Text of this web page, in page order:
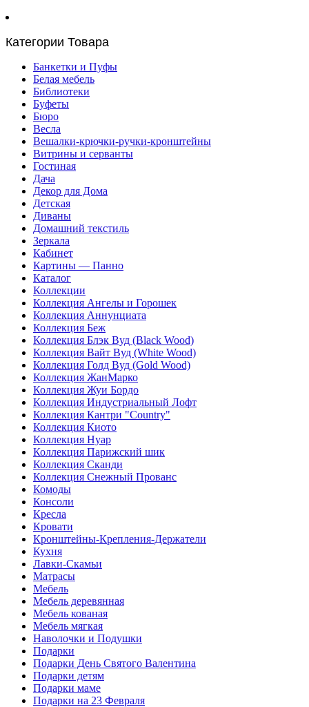
Категории Товара
Банкетки и Пуфы
Белая мебель
Библиотеки
Буфеты
Бюро
Весла
Вешалки-крючки-ручки-кронштейны
Витрины и серванты
Гостиная
Дача
Декор для Дома
Детская
Диваны
Домашний текстиль
Зеркала
Кабинет
Картины — Панно
Каталог
Коллекции
Коллекция Ангелы и Горошек
Коллекция Аннунциата
Коллекция Беж
Коллекция Блэк Вуд (Black Wood)
Коллекция Вайт Вуд (White Wood)
Коллекция Голд Вуд (Gold Wood)
Коллекция ЖанМарко
Коллекция Жуи Бордо
Коллекция Индустриальный Лофт
Коллекция Кантри "Country"
Коллекция Киото
Коллекция Нуар
Коллекция Парижский шик
Коллекция Сканди
Коллекция Снежный Прованс
Комоды
Консоли
Кресла
Кровати
Кронштейны-Крепления-Держатели
Кухня
Лавки-Скамьи
Матрасы
Мебель
Мебель деревянная
Мебель кованая
Мебель мягкая
Наволочки и Подушки
Подарки
Подарки День Святого Валентина
Подарки детям
Подарки маме
Подарки на 23 Февраля